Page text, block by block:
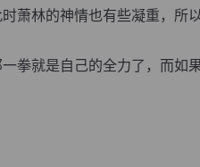
林的神情也有些凝重，所
就是自己的全力了，而如